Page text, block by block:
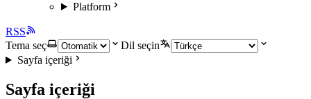
Platform
RSS
Tema seç
Dil seçin
Sayfa içeriği
Sayfa içeriği